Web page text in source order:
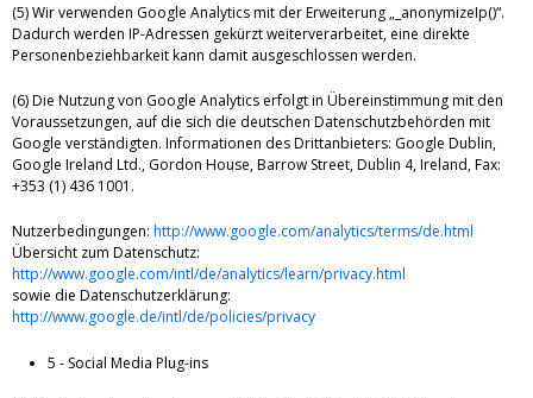
(5) Wir verwenden Google Analytics mit der Erweiterung „_anonymizeIp()“.
Dadurch werden IP-Adressen gekürzt weiterverarbeitet, eine direkte
Personenbeziehbarkeit kann damit ausgeschlossen werden.
(6) Die Nutzung von Google Analytics erfolgt in Übereinstimmung mit den
Voraussetzungen, auf die sich die deutschen Datenschutzbehörden mit
Google verständigten. Informationen des Drittanbieters: Google Dublin,
Google Ireland Ltd., Gordon House, Barrow Street, Dublin 4, Ireland, Fax:
+353 (1) 436 1001.
Nutzerbedingungen: http://www.google.com/analytics/terms/de.html
Übersicht zum Datenschutz:
http://www.google.com/intl/de/analytics/learn/privacy.html
sowie die Datenschutzerklärung:
http://www.google.de/intl/de/policies/privacy
5 - Social Media Plug-ins